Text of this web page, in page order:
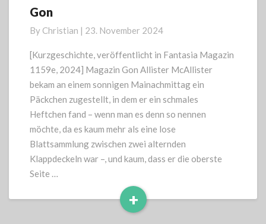
Gon
Gon
By Christian | 23. November 2024
[Kurzgeschichte, veröffentlicht in Fantasia Magazin
1159e, 2024] Magazin Gon Allister McAllister
bekam an einem sonnigen Mainachmittag ein
Päckchen zugestellt, in dem er ein schmales
Heftchen fand – wenn man es denn so nennen
möchte, da es kaum mehr als eine lose
Blattsammlung zwischen zwei alternden
Klappdeckeln war –, und kaum, dass er die oberste
Seite …
+
Read